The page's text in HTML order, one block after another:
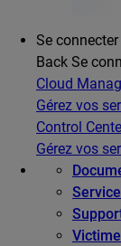
Se connecter
Back Se
Cloud
Gérez vos
Control
Gérez vos